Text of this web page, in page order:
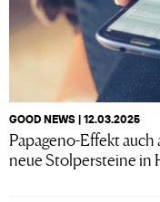
GOOD NEWS | 12.03.2025
Papageno-Effekt
neue Stolpersteine in